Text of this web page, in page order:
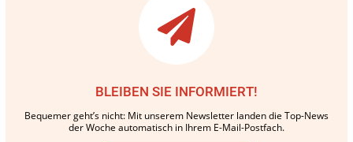
BLEIBEN SIE INFORMIERT!
Bequemer geht’s nicht: Mit unserem Newsletter landen die Top-News
der Woche automatisch in Ihrem E-Mail-Postfach.